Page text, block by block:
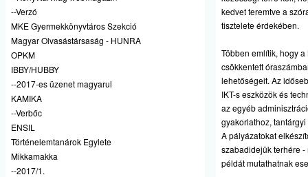
--Verzó
MKE Gyermekkönyvtáros Szekció
Magyar Olvasástársaság - HUNRA
OPKM
IBBY/HUBBY
--2017-es üzenet magyarul
KAMIKA
--Verbőc
ENSIL
Történelemtanárok Egylete
Mikkamakka
--2017/1.
kedvet teremtve a
tisztelete érdekében.
Többen említik, hogy
csökkentett
lehetőségeit. Az
IKT-s eszközök és
az egyéb
gyakorlathoz,
A pályázatokat
szabadidejük terhére
példát mutathatnak